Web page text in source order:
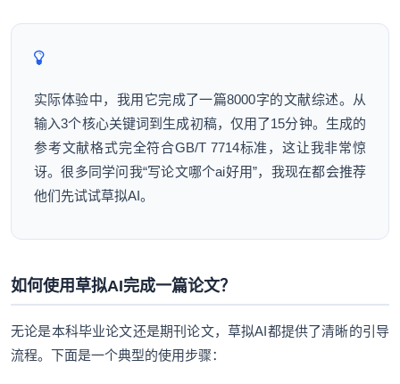
实际体验中，我用它完成了一篇8000字的文献综述。从
输入3个核心关键词到生成初稿，仅用了15分钟。生成的
参考文献格式完全符合GB/T 7714标准，这让我非常惊
讶。很多同学问我“写论文哪个ai好用”，我现在都会推荐
他们先试试草拟AI。
如何使用草拟AI完成一篇论文？
无论是本科毕业论文还是期刊论文，草拟AI都提供了清晰的引导
流程。下面是一个典型的使用步骤：